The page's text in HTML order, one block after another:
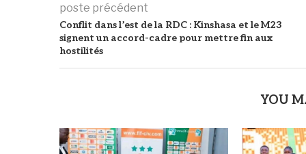
poste précédent
Conflit dans l’est de la RDC : Kinshasa et le M23
signent un accord-cadre pour mettre fin aux
hostilités
YOU